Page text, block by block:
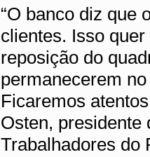
“O banco diz que
clientes. Isso
reposição do
permanecerem
Ficaremos
Osten, presidente
Trabalhadores do